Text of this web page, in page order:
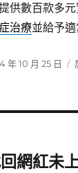
供數百款多
治療並給予
年 10 月 25 日
網紅未